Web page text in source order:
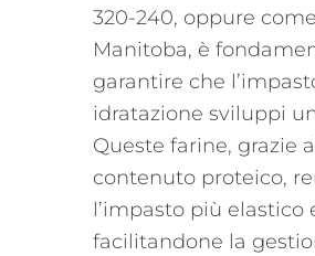
320-240, oppure
Manitoba, è
garantire che
idratazione sviluppi
Queste farine, grazie
contenuto proteico,
l’impasto più elastico
facilitandone la